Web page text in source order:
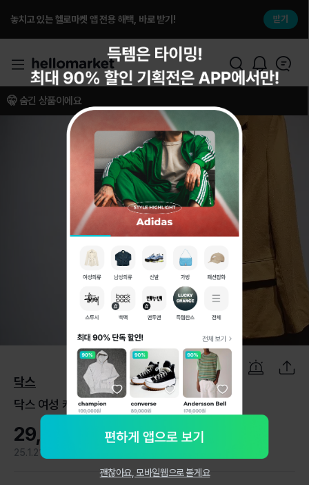
놓치고 있는 헬로마켓 앱 전용 해택, 바로 받기! 받기
1 / 12
🤫 숨긴 상품이에요
닥스
닥스 여성 캐시미어 혼방 울 100% 자켓
29,800원
25.1.21
괜찮아요, 모바일웹으로 볼게요